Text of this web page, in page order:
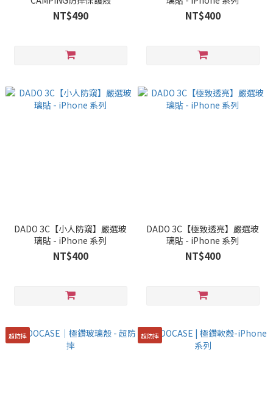
NT$490 NT$400
DADO 3C【小人防窺】嚴選玻
璃貼 - iPhone 系列
NT$400
DADO 3C【極致透亮】嚴選玻
璃貼 - iPhone 系列
NT$400
超防摔 超防摔